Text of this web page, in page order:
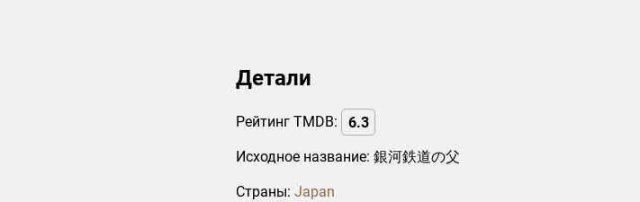
Детали
Рейтинг TMDB: 6.3
Исходное название: 銀河鉄道の父
Страны:Japan